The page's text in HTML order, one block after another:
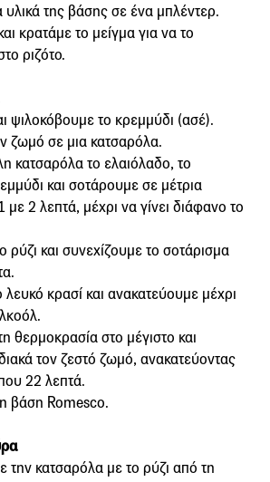
της βάσης σε ένα μπλέντερ.
κρατάμε το μείγμα για να το
ριζότο.
ψιλοκόβουμε το κρεμμύδι (ασέ).
ζωμό σε μια κατσαρόλα.
κατσαρόλα το ελαιόλαδο, το
και σοτάρουμε σε μέτρια
με 2 λεπτά, μέχρι να γίνει διάφανο το
και συνεχίζουμε το σοτάρισμα
κρασί και ανακατεύουμε μέχρι
θερμοκρασία στο μέγιστο και
τον ζεστό ζωμό, ανακατεύοντας
22 λεπτά.
βάση Romesco.
κατσαρόλα με το ρύζι από τη